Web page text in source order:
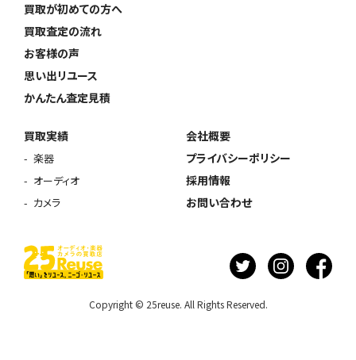
買取が初めての方へ
買取査定の流れ
お客様の声
思い出リユース
かんたん査定見積
買取実績
楽器
オーディオ
カメラ
会社概要
プライバシーポリシー
採用情報
お問い合わせ
Copyright © 25reuse. All Rights Reserved.